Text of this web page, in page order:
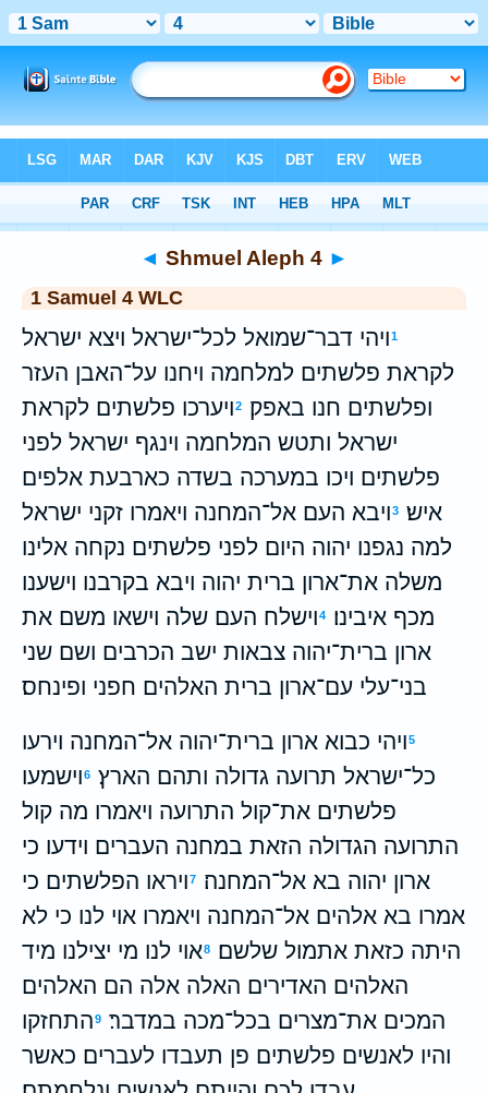
> Shmuel Aleph 4
◄ Shmuel Aleph 4 ►
1 Samuel 4 WLC
1ויהי דבר־שמואל לכל־ישראל ויצא ישראל
לקראת פלשתים למלחמה ויחנו על־האבן העזר
ופלשתים חנו באפק׃
2ויערכו פלשתים לקראת
ישראל ותטש המלחמה וינגף ישראל לפני
פלשתים ויכו במערכה בשדה כארבעת אלפים
איש׃ 3ויבא העם אל־המחנה ויאמרו זקני ישראל
למה נגפנו יהוה היום לפני פלשתים נקחה אלינו
משלה את־ארון ברית יהוה ויבא בקרבנו וישענו
מכף איבינו׃
4וישלח העם שלה וישאו משם את
ארון ברית־יהוה צבאות ישב הכרבים ושם שני
בני־עלי עם־ארון ברית האלהים חפני ופינחס׃
5ויהי כבוא ארון ברית־יהוה אל־המחנה וירעו
כל־ישראל תרועה גדולה ותהם הארץ׃ 6וישמעו
פלשתים את־קול התרועה ויאמרו מה קול
התרועה הגדולה הזאת במחנה העברים וידעו כי
ארון יהוה בא אל־המחנה׃
7ויראו הפלשתים כי
אמרו בא אלהים אל־המחנה ויאמרו אוי לנו כי לא
היתה כזאת אתמול שלשם׃
8אוי לנו מי יצילנו מיד
האלהים האדירים האלה אלה הם האלהים
המכים את־מצרים בכל־מכה במדבר׃ 9התחזקו
והיו לאנשים פלשתים פן תעבדו לעברים כאשר